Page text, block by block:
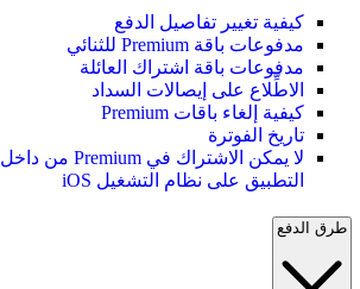
كيفية تغيير تفاصيل الدفع
مدفوعات باقة Premium للثنائي
مدفوعات باقة اشتراك العائلة
الاطِّلاع على إيصالات السداد
كيفية إلغاء باقات Premium
تاريخ الفوترة
لا يمكن الاشتراك في Premium من داخل
التطبيق على نظام التشغيل iOS
طرق الدفع